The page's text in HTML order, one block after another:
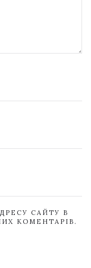
САЙТУ В
КОМЕНТАРІВ.